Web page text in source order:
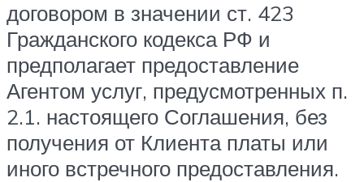
договором в значении ст. 423
Гражданского кодекса РФ и
предполагает предоставление
Агентом услуг, предусмотренных п.
2.1. настоящего Соглашения, без
получения от Клиента платы или
иного встречного предоставления.